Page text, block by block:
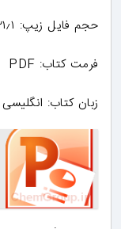
حجم فایل زیپ: ۲۱٫۱ مگابایت
فرمت کتاب: PDF
زبان کتاب: انگلیسی